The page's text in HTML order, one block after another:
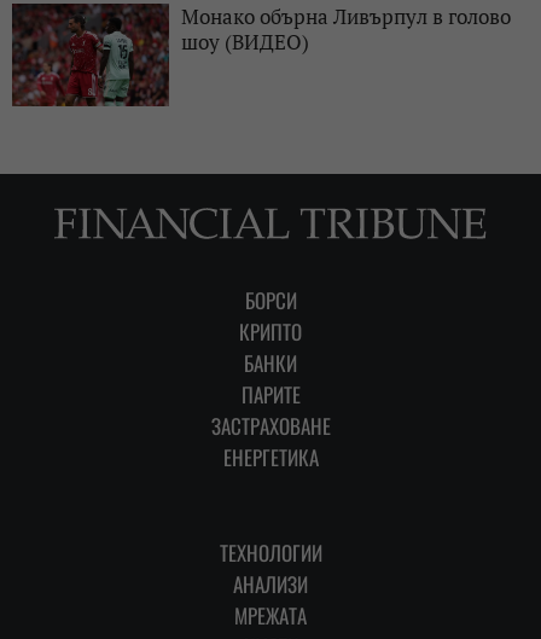
Монако обърна Ливърпул в голово
шоу (ВИДЕО)
БОРСИ
КРИПТО
БАНКИ
ПАРИТЕ
ЗАСТРАХОВАНЕ
ЕНЕРГЕТИКА
ТЕХНОЛОГИИ
АНАЛИЗИ
МРЕЖАТА